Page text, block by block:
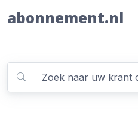
abonnement.nl